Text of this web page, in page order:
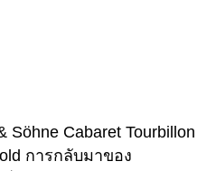
Söhne Cabaret Tourbillon
การกลับมาของ